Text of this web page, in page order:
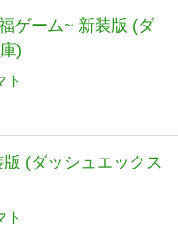
ゲーム~ 新装版 (ダ
)
ト
(ダッシュエックス
ト